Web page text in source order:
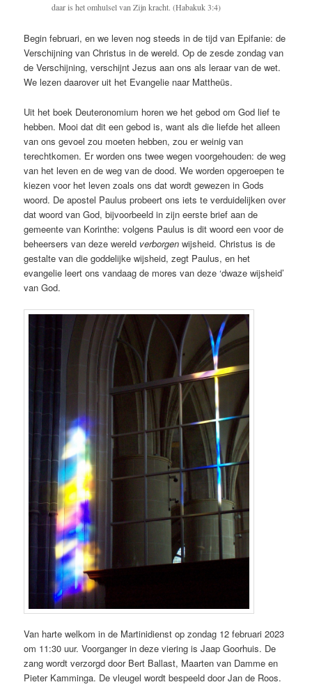
daar is het omhulsel van Zijn kracht. (Habakuk 3:4)
Begin februari, en we leven nog steeds in de tijd van Epifanie: de
Verschijning van Christus in de wereld. Op de zesde zondag van
de Verschijning, verschijnt Jezus aan ons als leraar van de wet.
We lezen daarover uit het Evangelie naar Mattheüs.
Uit het boek Deuteronomium horen we het gebod om God lief te
hebben. Mooi dat dit een gebod is, want als die liefde het alleen
van ons gevoel zou moeten hebben, zou er weinig van
terechtkomen. Er worden ons twee wegen voorgehouden: de weg
van het leven en de weg van de dood. We worden opgeroepen te
kiezen voor het leven zoals ons dat wordt gewezen in Gods
woord. De apostel Paulus probeert ons iets te verduidelijken over
dat woord van God, bijvoorbeeld in zijn eerste brief aan de
gemeente van Korinthe: volgens Paulus is dit woord een voor de
beheersers van deze wereld verborgen wijsheid. Christus is de
gestalte van die goddelijke wijsheid, zegt Paulus, en het
evangelie leert ons vandaag de mores van deze ‘dwaze wijsheid’
van God.
Van harte welkom in de Martinidienst op zondag 12 februari 2023
om 11:30 uur. Voorganger in deze viering is Jaap Goorhuis. De
zang wordt verzorgd door Bert Ballast, Maarten van Damme en
Pieter Kamminga. De vleugel wordt bespeeld door Jan de Roos.